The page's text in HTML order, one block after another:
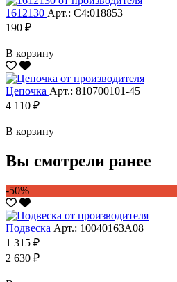
1612130 Арт.: С4:018853
190 ₽
В корзину
Цепочка Арт.: 810700101-45
4 110 ₽
В корзину
Вы смотрели ранее
-50%
Подвеска Арт.: 10040163А08
1 315 ₽
2 630 ₽